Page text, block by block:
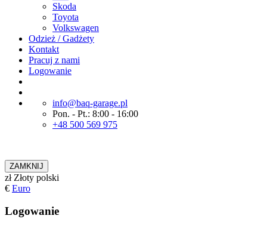
Skoda
Toyota
Volkswagen
Odzież / Gadżety
Kontakt
Pracuj z nami
Logowanie
info@baq-garage.pl
Pon. - Pt.: 8:00 - 16:00
+48 500 569 975
ZAMKNIJ
zł Złoty polski
€ Euro
Logowanie